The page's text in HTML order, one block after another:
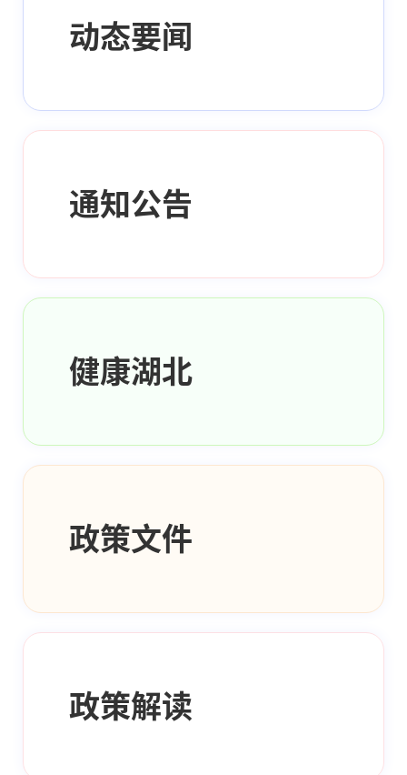
动态要闻
通知公告
健康湖北
政策文件
政策解读